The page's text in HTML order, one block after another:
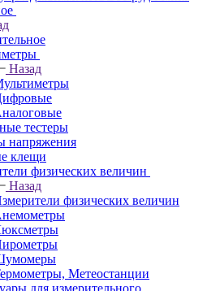
Назад
тестеры
напряжения
клещи
физических величин
Назад
физических величин
Метеостанции
для измерительного